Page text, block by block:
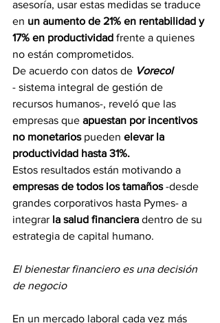
asesoría, usar estas medidas se traduce
en un aumento de 21% en rentabilidad y
17% en productividad frente a quienes
no están comprometidos.
De acuerdo con datos de Vorecol
- sistema integral de gestión de
recursos humanos-, reveló que las
empresas que apuestan por incentivos
no monetarios pueden elevar la
productividad hasta 31%.
Estos resultados están motivando a
empresas de todos los tamaños -desde
grandes corporativos hasta Pymes- a
integrar la salud financiera dentro de su
estrategia de capital humano.
El bienestar financiero es una decisión
de negocio
En un mercado laboral cada vez más